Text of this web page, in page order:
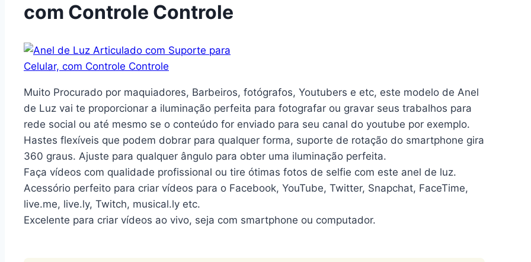
com Controle Controle
Muito Procurado por maquiadores, Barbeiros, fotógrafos, Youtubers e etc, este modelo de Anel
de Luz vai te proporcionar a iluminação perfeita para fotografar ou gravar seus trabalhos para
rede social ou até mesmo se o conteúdo for enviado para seu canal do youtube por exemplo.
Hastes flexíveis que podem dobrar para qualquer forma, suporte de rotação do smartphone gira
360 graus. Ajuste para qualquer ângulo para obter uma iluminação perfeita.
Faça vídeos com qualidade profissional ou tire ótimas fotos de selfie com este anel de luz.
Acessório perfeito para criar vídeos para o Facebook, YouTube, Twitter, Snapchat, FaceTime,
live.me, live.ly, Twitch, musical.ly etc.
Excelente para criar vídeos ao vivo, seja com smartphone ou computador.